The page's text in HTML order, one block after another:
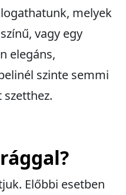
melyek
vagy egy
elegáns,
szinte semmi
Előbbi esetben